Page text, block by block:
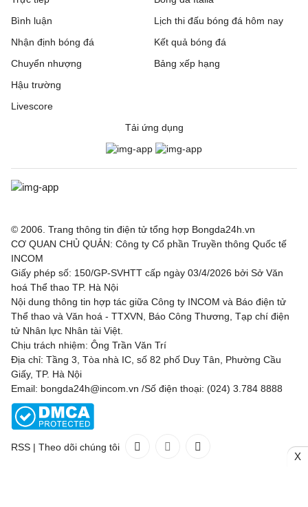
Bình luận
Nhận định bóng đá
Chuyển nhượng
Hậu trường
Livescore
Lịch thi đấu bóng đá hôm nay
Kết quả bóng đá
Bảng xếp hạng
Tải ứng dụng
© 2006. Trang thông tin điện tử tổng hợp Bongda24h.vn
CƠ QUAN CHỦ QUẢN: Công ty Cổ phần Truyền thông Quốc tế
INCOM
Giấy phép số: 150/GP-SVHTT cấp ngày 03/4/2026 bởi Sở Văn
hoá Thể thao TP. Hà Nội
Nội dung thông tin hợp tác giữa Công ty INCOM và Báo điện tử
Thể thao và Văn hoá - TTXVN, Báo Công Thương, Tạp chí điện
tử Nhân lực Nhân tài Việt.
Chịu trách nhiệm: Ông Trần Văn Trí
Địa chỉ: Tầng 3, Tòa nhà IC, số 82 phố Duy Tân, Phường Cầu
Giấy, TP. Hà Nội
Email: bongda24h@incom.vn /Số điện thoại: (024) 3.784 8888
RSS | Theo dõi chúng tôi
X